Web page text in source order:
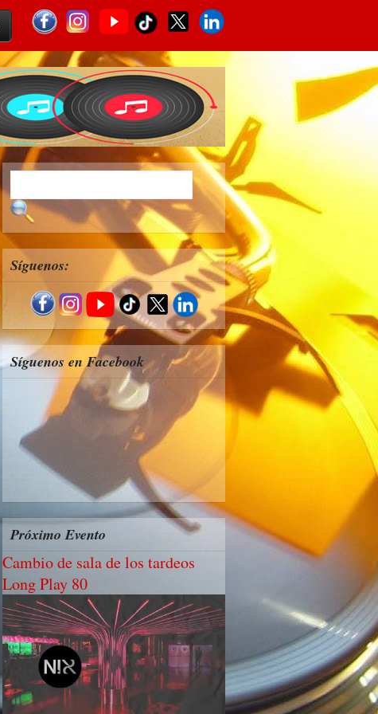
Síguenos:
Síguenos en Facebook
Próximo Evento
Cambio de sala de los tardeos
Long Play 80